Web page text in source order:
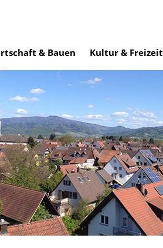
& Bauen Kultur & Freizeit